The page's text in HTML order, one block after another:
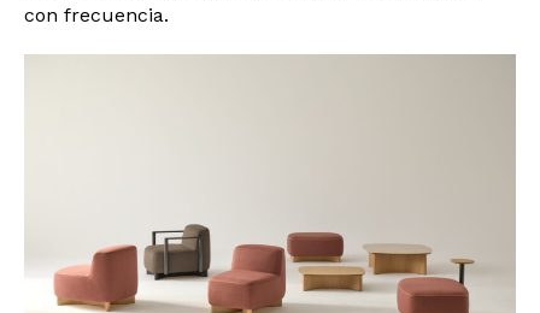
con frecuencia.